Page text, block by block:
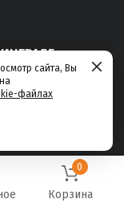
0
Корзина
сайта, Вы
файлах